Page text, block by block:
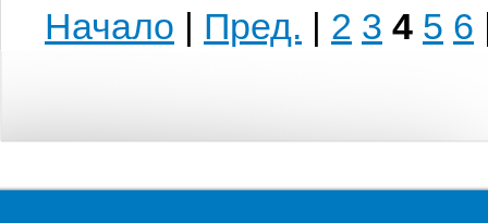
Начало | Пред. | 2 3 4 5 6